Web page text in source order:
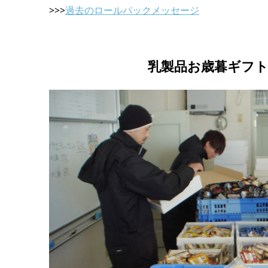
>>>過去のロールパックメッセージ
乳製品お歳暮ギフ